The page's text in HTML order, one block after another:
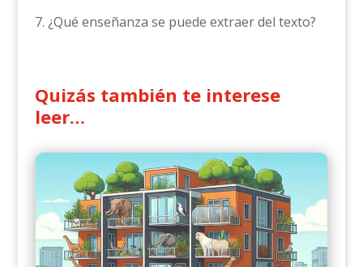
7. ¿Qué enseñanza se puede extraer del texto?
Quizás también te interese
leer…